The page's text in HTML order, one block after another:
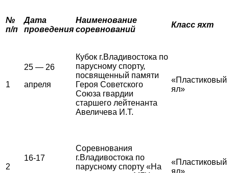
№
п/п
Дата
проведения
Наименование
соревнований
Класс яхт
1
25 — 26
апреля
Кубок г.Владивостока по
парусному спорту,
посвященный памяти
Героя Советского
Союза гвардии
старшего лейтенанта
Авеличева И.Т.
«Пластиковый
ял»
2
16-17
Соревнования
г.Владивостока по
парусному спорту «На
«Пластиковый
ял»